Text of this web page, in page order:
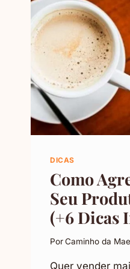
DICAS
Como
Seu
(+6 Dicas
PorCaminho da
Quer vender